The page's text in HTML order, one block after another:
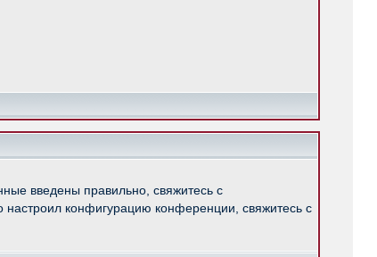
введены правильно, свяжитесь с
конфигурацию конференции, свяжитесь с